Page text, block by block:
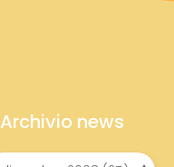
Archivio news